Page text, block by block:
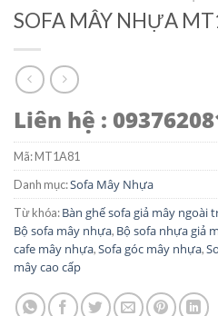
SOFA MÂY NHỰA
Liên hệ :
Mã:MT1A81
Danh mục:Sofa Mây Nhựa
Từ khóa:Bàn ghế sofa giả mây ngoài
Bộ sofa mây nhựa, Bộ sofa nhựa giả
cafe mây nhựa,Sofa góc mây nhựa,
mây cao cấp